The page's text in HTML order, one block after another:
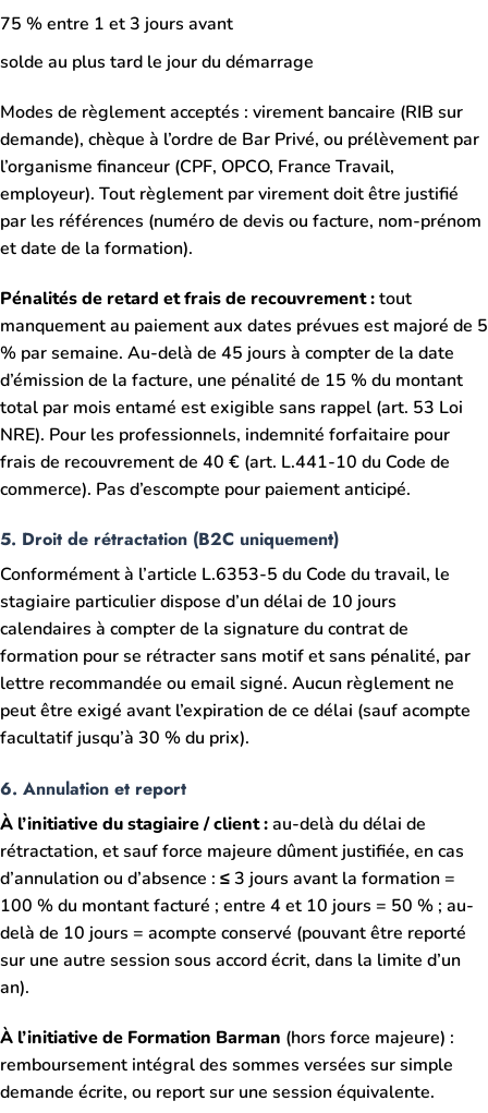
75 % entre 1 et 3 jours avant
solde au plus tard le jour du démarrage
Modes de règlement acceptés : virement bancaire (RIB sur
demande), chèque à l’ordre de Bar Privé, ou prélèvement par
l’organisme financeur (CPF, OPCO, France Travail,
employeur). Tout règlement par virement doit être justifié
par les références (numéro de devis ou facture, nom-prénom
et date de la formation).
Pénalités de retard et frais de recouvrement :tout
manquement au paiement aux dates prévues est majoré de 5
% par semaine. Au-delà de 45 jours à compter de la date
d’émission de la facture, une pénalité de 15 % du montant
total par mois entamé est exigible sans rappel (art. 53 Loi
NRE). Pour les professionnels, indemnité forfaitaire pour
frais de recouvrement de 40 € (art. L.441-10 du Code de
commerce). Pas d’escompte pour paiement anticipé.
5. Droit de rétractation (B2C uniquement)
Conformément à l’article L.6353-5 du Code du travail, le
stagiaire particulier dispose d’un délai de 10 jours
calendaires à compter de la signature du contrat de
formation pour se rétracter sans motif et sans pénalité, par
lettre recommandée ou email signé. Aucun règlement ne
peut être exigé avant l’expiration de ce délai (sauf acompte
facultatif jusqu’à 30 % du prix).
6. Annulation et report
À l’initiative du stagiaire / client :au-delà du délai de
rétractation, et sauf force majeure dûment justifiée, en cas
d’annulation ou d’absence : ≤ 3 jours avant la formation =
100 % du montant facturé ; entre 4 et 10 jours = 50 % ; au-
delà de 10 jours = acompte conservé (pouvant être reporté
sur une autre session sous accord écrit, dans la limite d’un
an).
À l’initiative de Formation Barman (hors force majeure) :
remboursement intégral des sommes versées sur simple
demande écrite, ou report sur une session équivalente.